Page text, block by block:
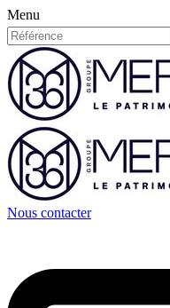
Menu
Nous contacter